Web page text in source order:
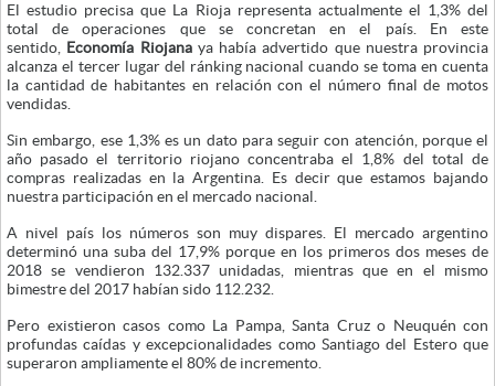
El estudio precisa que La Rioja representa actualmente el 1,3% del
total de operaciones que se concretan en el país. En este
sentido, Economía Riojanaya había advertido que nuestra provincia
alcanza el tercer lugar del ránking nacional cuando se toma en cuenta
la cantidad de habitantes en relación con el número final de motos
vendidas.
Sin embargo, ese 1,3% es un dato para seguir con atención, porque el
año pasado el territorio riojano concentraba el 1,8% del total de
compras realizadas en la Argentina. Es decir que estamos bajando
nuestra participación en el mercado nacional.
A nivel país los números son muy dispares. El mercado argentino
determinó una suba del 17,9% porque en los primeros dos meses de
2018 se vendieron 132.337 unidadas, mientras que en el mismo
bimestre del 2017 habían sido 112.232.
Pero existieron casos como La Pampa, Santa Cruz o Neuquén con
profundas caídas y excepcionalidades como Santiago del Estero que
superaron ampliamente el 80% de incremento.